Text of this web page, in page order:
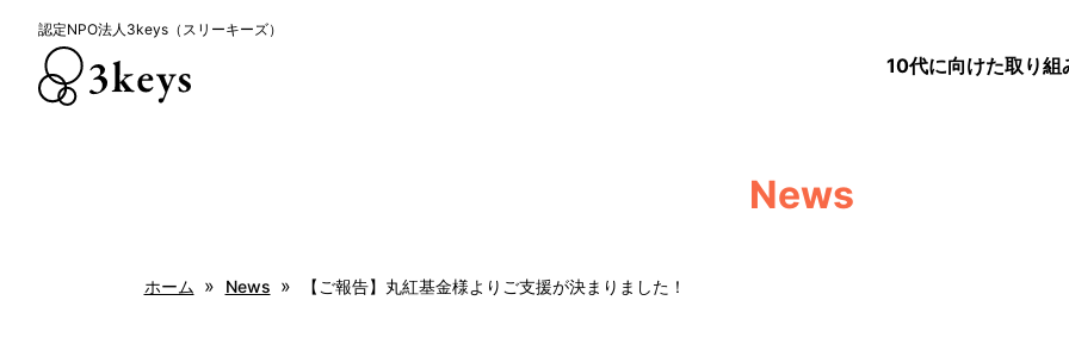
認定NPO法人3keys（スリーキーズ）
10代に向けた取り組
News
ホーム » News » 【ご報告】丸紅基金様よりご支援が決まりました！